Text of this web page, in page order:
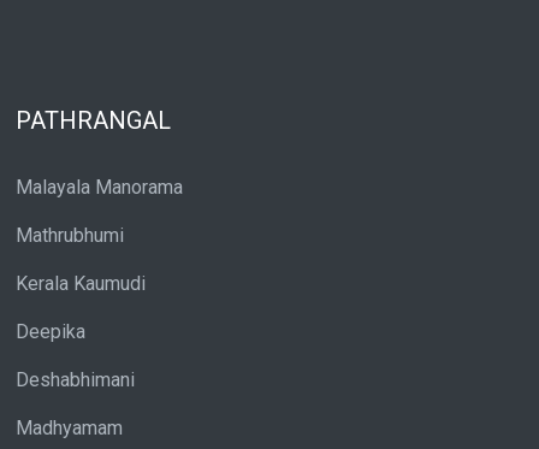
PATHRANGAL
Malayala Manorama
Mathrubhumi
Kerala Kaumudi
Deepika
Deshabhimani
Madhyamam